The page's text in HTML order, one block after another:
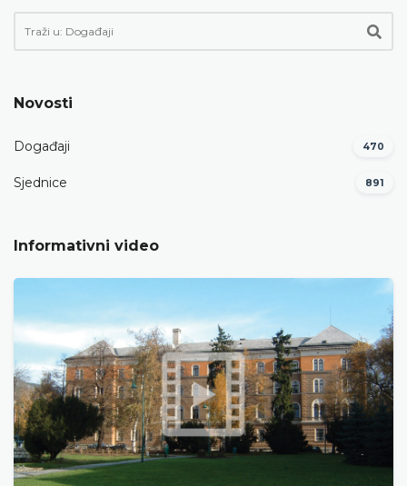
Novosti
Događaji 470
Sjednice 891
Informativni video